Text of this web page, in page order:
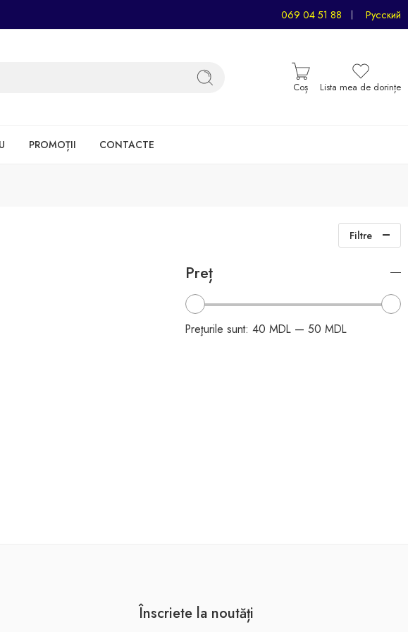
069 04 51 88 Русский
Coș Lista mea de dorințe
PROMOȚII CONTACTE
Filtre
Preț
Preţurile sunt: 40 MDL — 50 MDL
Înscriete la noutăți